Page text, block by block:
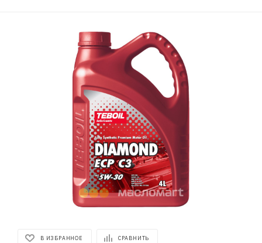
В ИЗБРАННОЕ СРАВНИТЬ